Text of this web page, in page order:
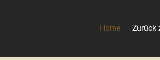
Home Zurück